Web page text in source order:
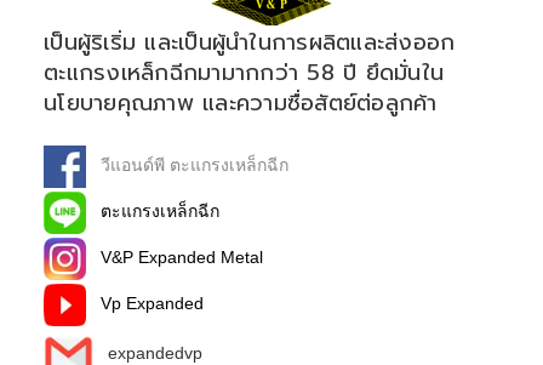
เป็นผู้ริเริ่ม และเป็นผู้นำในการผลิตและส่งออก
ตะแกรงเหล็กฉีกมามากกว่า 58 ปี ยึดมั่นใน
นโยบายคุณภาพ และความซื่อสัตย์ต่อลูกค้า
วีแอนด์พี ตะแกรงเหล็กฉีก
ตะแกรงเหล็กฉีก
V&P Expanded Metal
Vp Expanded
expandedvp